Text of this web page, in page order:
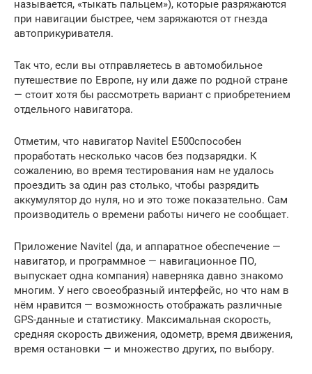
называется, «тыкать пальцем»), которые разряжаются
при навигации быстрее, чем заряжаются от гнезда
автоприкуривателя.
Так что, если вы отправляетесь в автомобильное
путешествие по Европе, ну или даже по родной стране
— стоит хотя бы рассмотреть вариант с приобретением
отдельного навигатора.
Отметим, что навигатор Navitel E500способен
проработать несколько часов без подзарядки. К
сожалению, во время тестирования нам не удалось
проездить за один раз столько, чтобы разрядить
аккумулятор до нуля, но и это тоже показательно. Сам
производитель о времени работы ничего не сообщает.
Приложение Navitel (да, и аппаратное обеспечение —
навигатор, и программное — навигационное ПО,
выпускает одна компания) наверняка давно знакомо
многим. У него своеобразный интерфейс, но что нам в
нём нравится — возможность отображать различные
GPS-данные и статистику. Максимальная скорость,
средняя скорость движения, одометр, время движения,
время остановки — и множество других, по выбору.